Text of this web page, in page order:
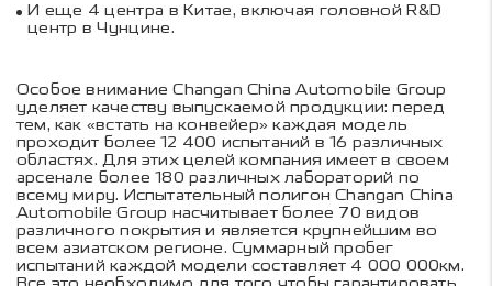
И еще 4 центра в Китае, включая головной R&D
центр в Чунцине.
Особое внимание Changan China Automobile Group
уделяет качеству выпускаемой продукции: перед
тем, как «встать на конвейер» каждая модель
проходит более 12 400 испытаний в 16 различных
областях. Для этих целей компания имеет в своем
арсенале более 180 различных лабораторий по
всему миру. Испытательный полигон Changan China
Automobile Group насчитывает более 70 видов
различного покрытия и является крупнейшим во
всем азиатском регионе. Суммарный пробег
испытаний каждой модели составляет 4 000 000км.